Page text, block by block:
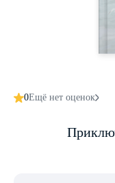
0Ещё нет оценок